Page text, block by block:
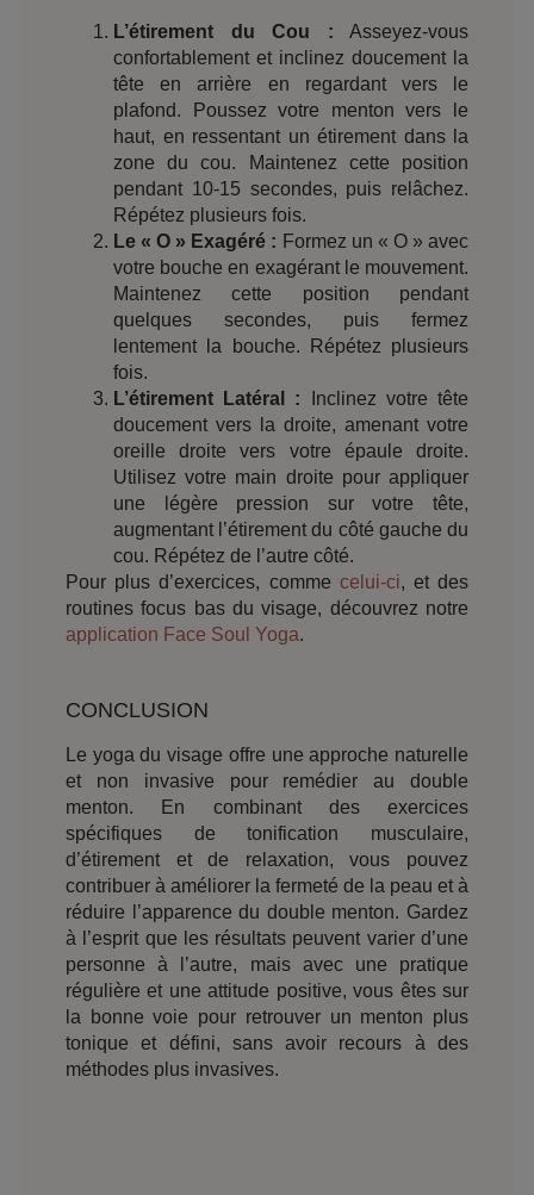
L’étirement du Cou : Asseyez-vous
confortablement et inclinez doucement la
tête en arrière en regardant vers le
plafond. Poussez votre menton vers le
haut, en ressentant un étirement dans la
zone du cou. Maintenez cette position
pendant 10-15 secondes, puis relâchez.
Répétez plusieurs fois.
Le « O » Exagéré : Formez un « O » avec
votre bouche en exagérant le mouvement.
Maintenez cette position pendant
quelques secondes, puis fermez
lentement la bouche. Répétez plusieurs
fois.
L’étirement Latéral : Inclinez votre tête
doucement vers la droite, amenant votre
oreille droite vers votre épaule droite.
Utilisez votre main droite pour appliquer
une légère pression sur votre tête,
augmentant l’étirement du côté gauche du
cou. Répétez de l’autre côté.
Pour plus d’exercices, comme celui-ci, et des
routines focus bas du visage, découvrez notre
application Face Soul Yoga.
CONCLUSION
Le yoga du visage offre une approche naturelle
et non invasive pour remédier au double
menton. En combinant des exercices
spécifiques de tonification musculaire,
d’étirement et de relaxation, vous pouvez
contribuer à améliorer la fermeté de la peau et à
réduire l’apparence du double menton. Gardez
à l’esprit que les résultats peuvent varier d’une
personne à l’autre, mais avec une pratique
régulière et une attitude positive, vous êtes sur
la bonne voie pour retrouver un menton plus
tonique et défini, sans avoir recours à des
méthodes plus invasives.